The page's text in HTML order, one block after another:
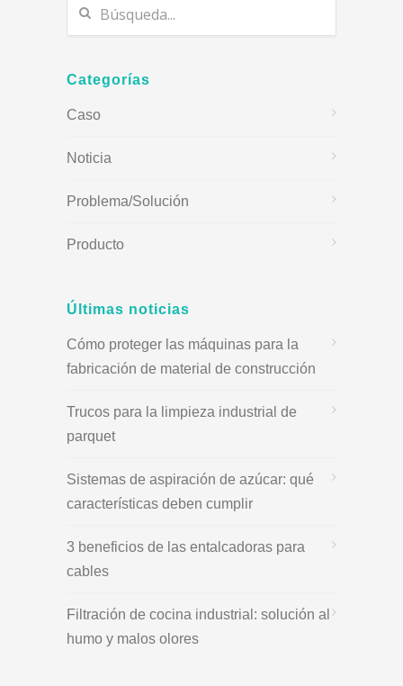
Categorías
Caso
Noticia
Problema/Solución
Producto
Últimas noticias
Cómo proteger las máquinas para la
fabricación de material de construcción
Trucos para la limpieza industrial de
parquet
Sistemas de aspiración de azúcar: qué
características deben cumplir
3 beneficios de las entalcadoras para
cables
Filtración de cocina industrial: solución al
humo y malos olores